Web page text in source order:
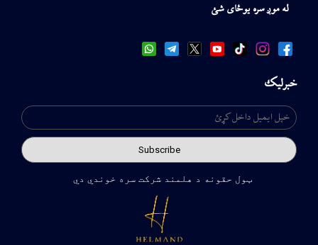
له موږ سره یوځای شئ
خبرلیک
ټول حقونه د هلمند شرکت سره خوندي دي